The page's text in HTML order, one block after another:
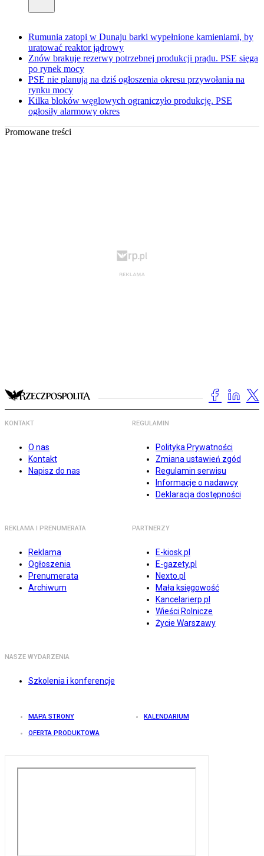
Rumunia zatopi w Dunaju barki wypełnione kamieniami, by
uratować reaktor jądrowy
Znów brakuje rezerwy potrzebnej produkcji prądu. PSE sięga
po rynek mocy
PSE nie planują na dziś ogłoszenia okresu przywołania na
rynku mocy
Kilka bloków węglowych ograniczyło produkcję. PSE
ogłosiły alarmowy okres
Promowane treści
KONTAKT
O nas
Kontakt
Napisz do nas
REGULAMIN
Polityka Prywatności
Zmiana ustawień zgód
Regulamin serwisu
Informacje o nadawcy
Deklaracja dostępności
REKLAMA I PRENUMERATA
Reklama
Ogłoszenia
Prenumerata
Archiwum
PARTNERZY
E-kiosk.pl
E-gazety.pl
Nexto.pl
Mała księgowość
Kancelarierp.pl
Wieści Rolnicze
Życie Warszawy
NASZE WYDARZENIA
Szkolenia i konferencje
MAPA STRONY KALENDARIUM
OFERTA PRODUKTOWA